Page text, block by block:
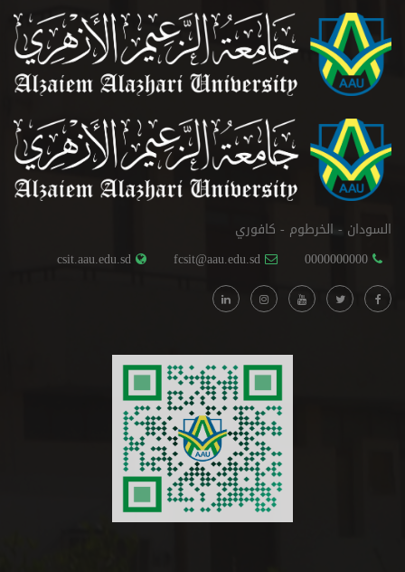
السودان - الخرطوم - كافوري
0000000000
fcsit@aau.edu.sd
csit.aau.edu.sd